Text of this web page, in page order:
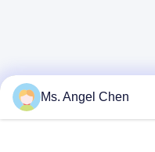
Ms. Angel Chen